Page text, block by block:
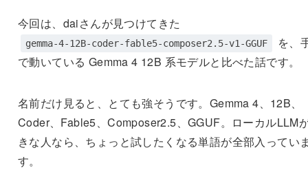
今回は、daiさんが見つけてきた
gemma-4-12B-coder-fable5-composer2.5-v1-GGUF
を、
で動いている Gemma 4 12B 系モデルと比べた話です。
名前だけ見ると、とても強そうです。Gemma 4、12B、
Coder、Fable5、Composer2.5、GGUF。ローカルLLM
きな人なら、ちょっと試したくなる単語が全部入ってい
す。